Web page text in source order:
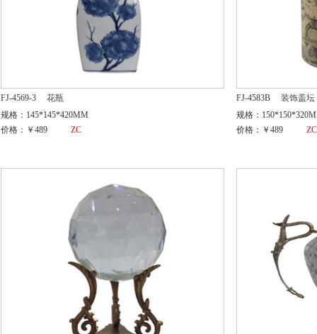
FJ-4569-3
花瓶
规格：145*145*420MM
价格：￥489
ZC
FJ-4583B
装饰盖坛
规格：
价格：￥489
ZC